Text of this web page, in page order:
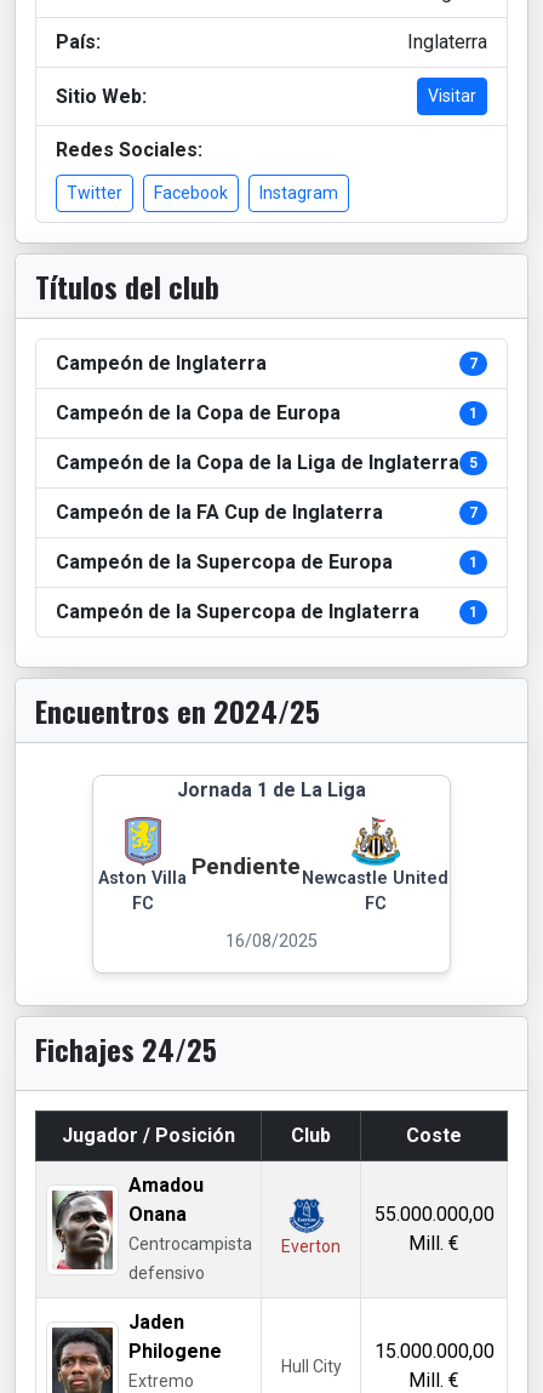
País: Inglaterra
Sitio Web: Visitar
Redes Sociales:
Twitter Facebook Instagram
Títulos del club
Campeón de Inglaterra 7
Campeón de la Copa de Europa 1
Campeón de la Copa de la Liga de Inglaterra 5
Campeón de la FA Cup de Inglaterra 7
Campeón de la Supercopa de Europa 1
Campeón de la Supercopa de Inglaterra 1
Encuentros en 2024/25
Jornada 1 de La Liga
Aston Villa
FC
Pendiente Newcastle United
FC
16/08/2025
Fichajes 24/25
Jugador / Posición Club Coste
Amadou
Onana
Centrocampista
defensivo
Everton
55.000.000,00
Mill. €
Jaden
Philogene
Extremo
Hull City
15.000.000,00
Mill. €